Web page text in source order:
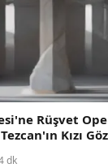
Rüşvet
Kızı
dk